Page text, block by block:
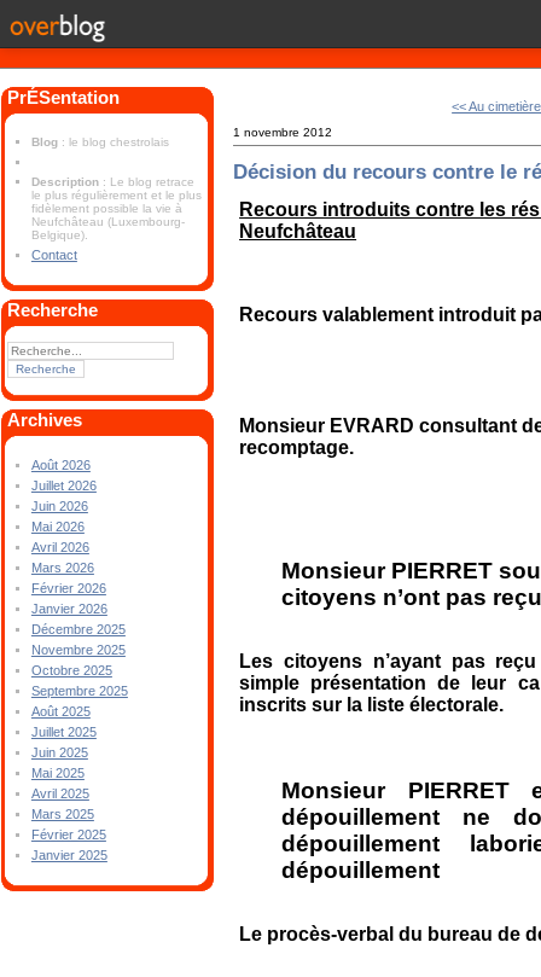
PrÉSentation
Blog : le blog chestrolais
Description : Le blog retrace
le plus régulièrement et le plus
fidèlement possible la vie à
Neufchâteau (Luxembourg-
Belgique).
Contact
Recherche
Archives
Août 2026
Juillet 2026
Juin 2026
Mai 2026
Avril 2026
Mars 2026
Février 2026
Janvier 2026
Décembre 2025
Novembre 2025
Octobre 2025
Septembre 2025
Août 2025
Juillet 2025
Juin 2025
Mai 2025
Avril 2025
Mars 2025
Février 2025
Janvier 2025
<< Au
1 novembre 2012
Décision du recours contre le
Recours introduits contre les
Neufchâteau
Recours valablement introduit
Monsieur EVRARD consultant
recomptage.
Monsieur PIERRET
citoyens n’ont pas
Les citoyens n’ayant pas
simple présentation de leur
inscrits sur la liste électorale.
Monsieur
dépouillement ne
dépouillement
dépouillement
Le procès-verbal du bureau de